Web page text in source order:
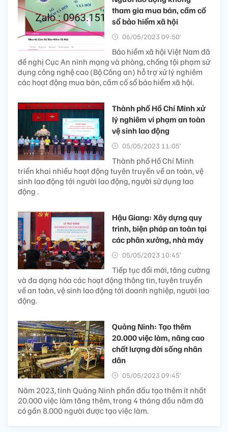
tham gia mua bán, cầm cố
sổ bảo hiểm xã hội
06/05/2023 09:50’
Bảo hiểm xã hội Việt Nam đã
đề nghị Cục An ninh mạng và phòng, chống tội phạm sử
dụng công nghệ cao (Bộ Công an) hỗ trợ xử lý nghiêm
các hoạt động mua bán, cầm cố sổ bảo hiểm xã hội.
Thành phố Hồ Chí Minh xử
lý nghiêm vi phạm an toàn
vệ sinh lao động
05/05/2023 11:05’
Thành phố Hồ Chí Minh
triển khai nhiều hoạt động tuyên truyền về an toàn, vệ
sinh lao động tới người lao động, người sử dụng lao
động .
Hậu Giang: Xây dựng quy
trình, biện pháp an toàn tại
các phân xưởng, nhà máy
05/05/2023 10:45’
Tiếp tục đổi mới, tăng cường
và đa dạng hóa các hoạt động thông tin, tuyên truyền
về an toàn, vệ sinh lao động tới doanh nghiệp, người lao
động.
Quảng Ninh: Tạo thêm
20.000 việc làm, nâng cao
chất lượng đời sống nhân
dân
05/05/2023 09:45’
Năm 2023, tỉnh Quảng Ninh phấn đấu tạo thêm ít nhất
20.000 việc làm tăng thêm, trong 4 tháng đầu năm đã
có gần 8.000 người được tạo việc làm.